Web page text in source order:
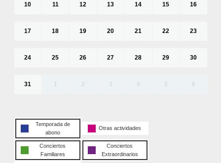
10 11 12 13 14 15 16
17 18 19 20 21 22 23
24 25 26 27 28 29 30
31 1 2 3 4 5 6
Temporada de
abono
Otras actividades
Conciertos
Familiares
Conciertos
Extraordinarios